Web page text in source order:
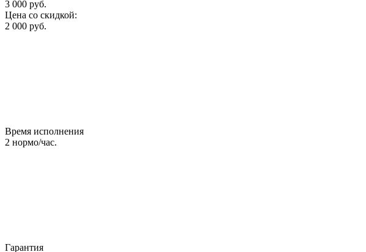
3 000 руб.
Цена со скидкой:
2 000 руб.
Время исполнения
2 нормо/час.
Гарантия